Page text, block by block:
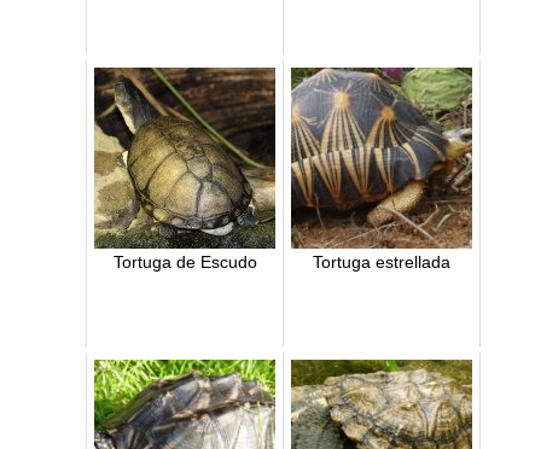
Tortuga de Escudo Tortuga estrellada